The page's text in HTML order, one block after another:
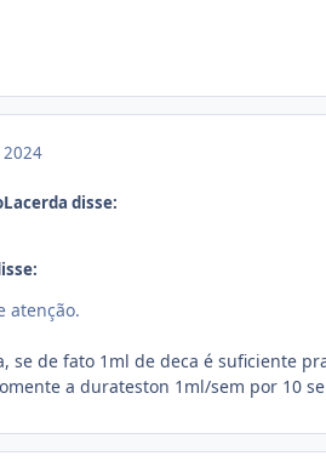
2024
disse:
atenção.
se de fato 1ml de deca é suficiente
a durateston 1ml/sem por 10